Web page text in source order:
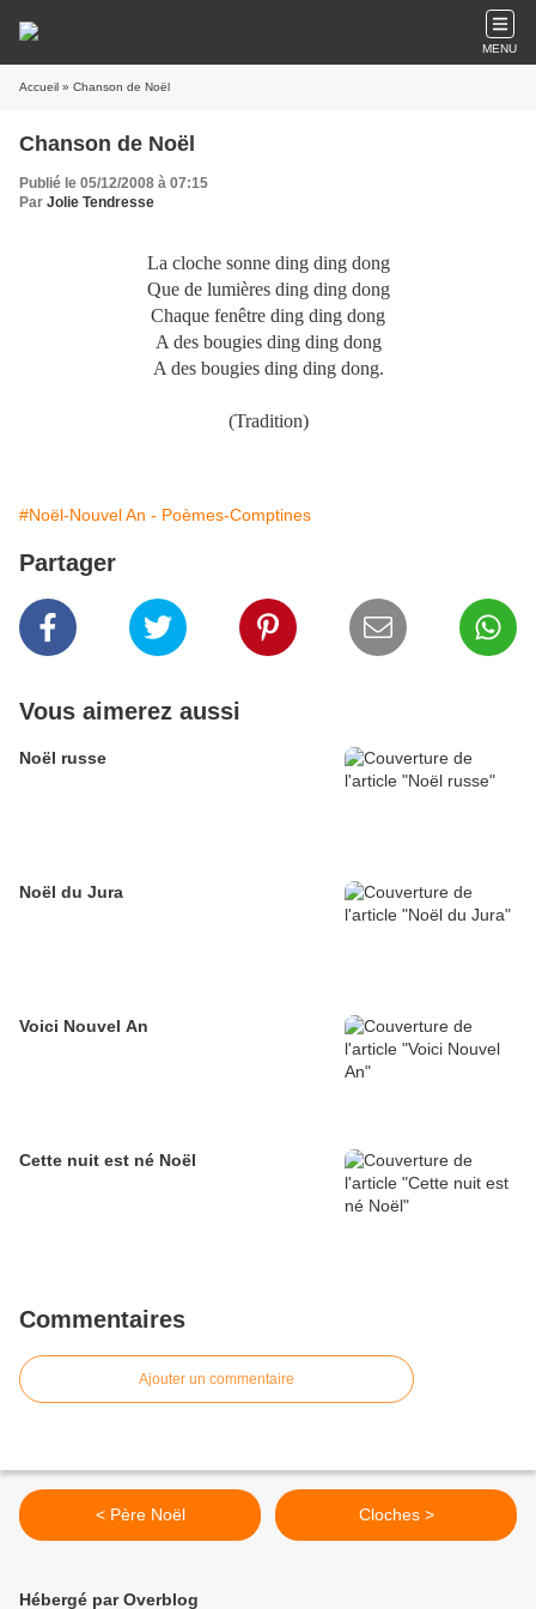
MENU
Accueil » Chanson de Noël
Chanson de Noël
Publié le 05/12/2008 à 07:15
Par Jolie Tendresse
La cloche sonne ding ding dong
Que de lumières ding ding dong
Chaque fenêtre ding ding dong
A des bougies ding ding dong
A des bougies ding ding dong.
(Tradition)
#Noël-Nouvel An - Poèmes-Comptines
Partager
Vous aimerez aussi
Noël russe
Noël du Jura
Voici Nouvel An
Cette nuit est né Noël
Commentaires
Ajouter un commentaire
< Père Noël Cloches >
Hébergé par Overblog